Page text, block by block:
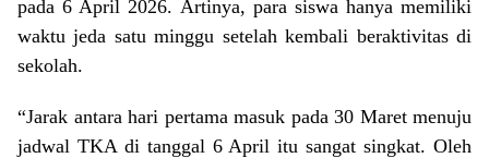
pada 6 April 2026. Artinya, para siswa hanya memiliki
waktu jeda satu minggu setelah kembali beraktivitas di
sekolah.
“Jarak antara hari pertama masuk pada 30 Maret menuju
jadwal TKA di tanggal 6 April itu sangat singkat. Oleh